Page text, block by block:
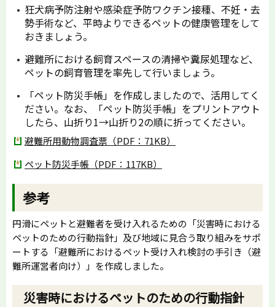
狂犬病予防注射や感染症予防ワクチン接種、不妊・去
勢手術など、平時よりできるペットの健康管理をして
おきましょう。
避難所における飼育スペースの清掃や糞尿処理など、
ペットの飼育管理を率先して行いましょう。
「ペット防災手帳」を作成しましたので、活用してく
ださい。なお、「ペット防災手帳」をプリントアウト
したら、山折り1→山折り2の順に折ってください。
避難所用動物調査票（PDF：71KB）
ペット防災手帳（PDF：117KB）
参考
円滑にペットと避難者を受け入れるための「災害時における
ペットのための行動指針」及び地域に見合う取り組みをサポ
ートする「避難所におけるペット受け入れ検討の手引き（避
難所運営者向け）」を作成しました。
災害時におけるペットのための行動指針